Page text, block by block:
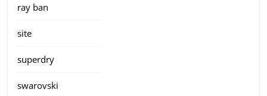
ray ban
site
superdry
swarovski